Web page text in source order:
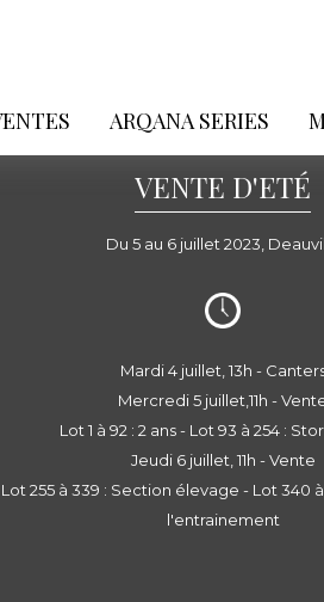
ARQANA SERIES
VENTE D'ETÉ
Du 5 au 6 juillet 2023,
Mardi 4 juillet, 13h -
Mercredi 5 juillet,11h -
Lot 1 à 92 : 2 ans - Lot 93 à 254 :
Jeudi 6 juillet, 11h - Vente
Lot 255 à 339 : Section élevage - Lot 340
l'entrainement